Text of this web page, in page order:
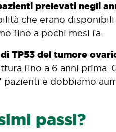
prelevati negli
che erano
fino a pochi mesi fa.
TP53 del tumore
fino a 6 anni prima.
pazienti e dobbiamo
passi?